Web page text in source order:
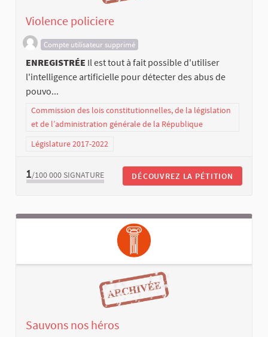
Violence policiere
Compte utilisateur supprimé
ENREGISTRÉE Il est tout à fait possible d'utiliser
l'intelligence artificielle pour détecter des abus de
pouvo...
Commission des lois constitutionnelles, de la législation
et de l’administration générale de la République
Législature 2017-2022
1/100 000 SIGNATURE DÉCOUVREZ LA PÉTITION
Sauvons nos héros